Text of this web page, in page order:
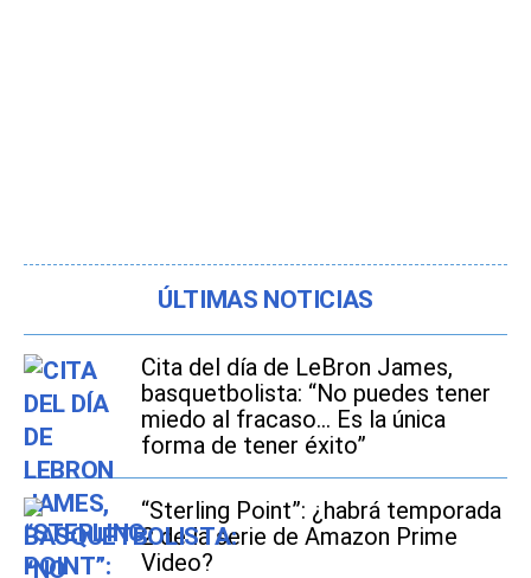
ÚLTIMAS NOTICIAS
Cita del día de LeBron James,
basquetbolista: “No puedes tener
miedo al fracaso... Es la única
forma de tener éxito”
“Sterling Point”: ¿habrá temporada
2 de la serie de Amazon Prime
Video?